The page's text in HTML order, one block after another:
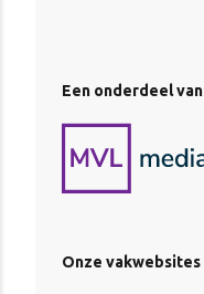
Een onderdeel van
Onze vakwebsites